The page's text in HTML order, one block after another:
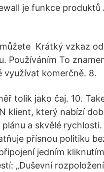
je funkce produktů
Krátký vzkaz
Používáním To
využívat komerčně. 8.
tolik jako čaj. 10.
klient, který nabízí
a skvělé
přísnou politiku
jedním
„Duševní